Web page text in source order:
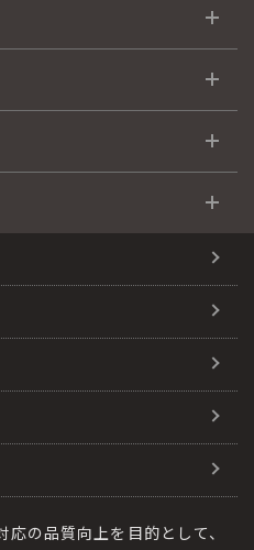
ター)
の品質向上を目的として、